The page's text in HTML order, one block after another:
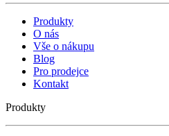
Produkty
O nás
Vše o nákupu
Blog
Pro prodejce
Kontakt
Produkty